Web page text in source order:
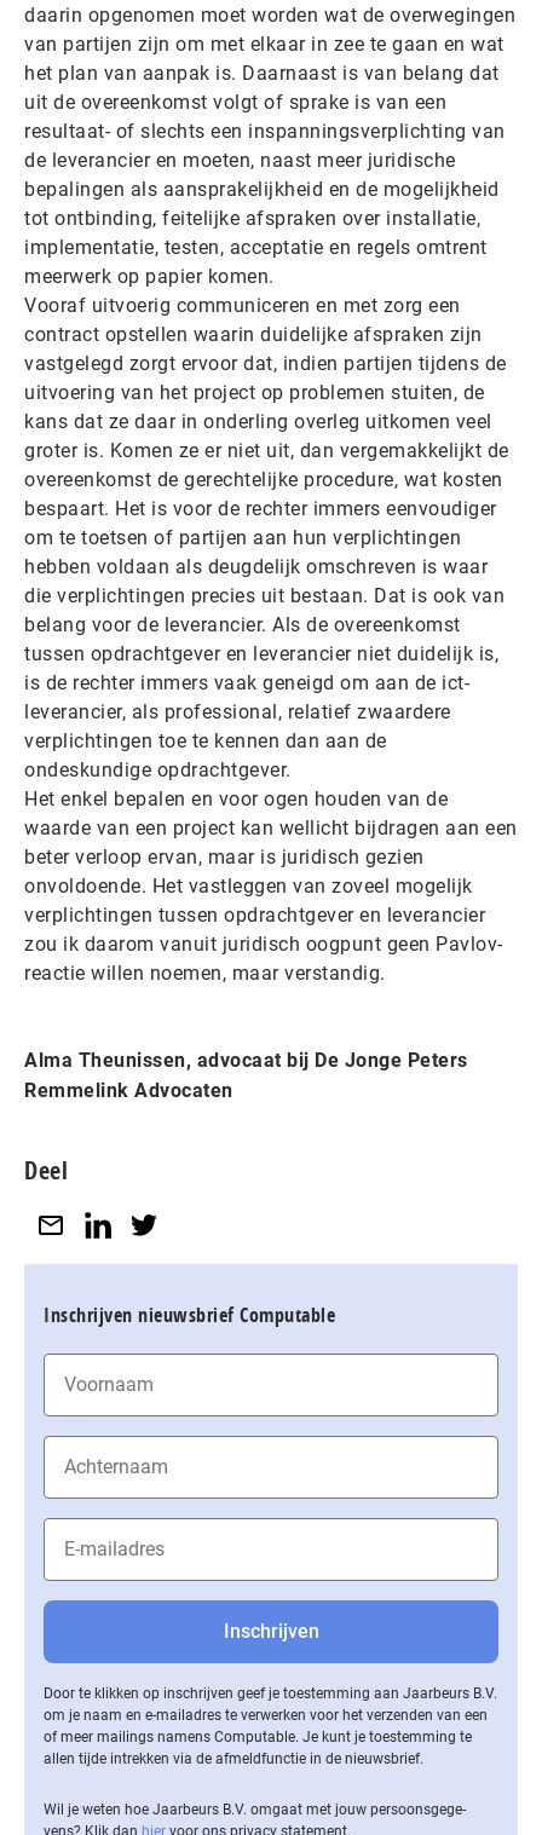
daarin opgenomen moet worden wat de overwegingen
van partijen zijn om met elkaar in zee te gaan en wat
het plan van aanpak is. Daarnaast is van belang dat
uit de overeenkomst volgt of sprake is van een
resultaat- of slechts een inspanningsverplichting van
de leverancier en moeten, naast meer juridische
bepalingen als aansprakelijkheid en de mogelijkheid
tot ontbinding, feitelijke afspraken over installatie,
implementatie, testen, acceptatie en regels omtrent
meerwerk op papier komen.
Vooraf uitvoerig communiceren en met zorg een
contract opstellen waarin duidelijke afspraken zijn
vastgelegd zorgt ervoor dat, indien partijen tijdens de
uitvoering van het project op problemen stuiten, de
kans dat ze daar in onderling overleg uitkomen veel
groter is. Komen ze er niet uit, dan vergemakkelijkt de
overeenkomst de gerechtelijke procedure, wat kosten
bespaart. Het is voor de rechter immers eenvoudiger
om te toetsen of partijen aan hun verplichtingen
hebben voldaan als deugdelijk omschreven is waar
die verplichtingen precies uit bestaan. Dat is ook van
belang voor de leverancier. Als de overeenkomst
tussen opdrachtgever en leverancier niet duidelijk is,
is de rechter immers vaak geneigd om aan de ict-
leverancier, als professional, relatief zwaardere
verplichtingen toe te kennen dan aan de
ondeskundige opdrachtgever.
Het enkel bepalen en voor ogen houden van de
waarde van een project kan wellicht bijdragen aan een
beter verloop ervan, maar is juridisch gezien
onvoldoende. Het vastleggen van zoveel mogelijk
verplichtingen tussen opdrachtgever en leverancier
zou ik daarom vanuit juridisch oogpunt geen Pavlov-
reactie willen noemen, maar verstandig.
Alma Theunissen, advocaat bij De Jonge Peters
Remmelink Advocaten
Deel
Inschrijven nieuwsbrief Computable
Door te klikken op inschrijven geef je toestemming aan Jaarbeurs B.V.
om je naam en e-mailadres te verwerken voor het verzenden van een
of meer mailings namens Computable. Je kunt je toestemming te
allen tijde intrekken via de af­meld­func­tie in de nieuwsbrief.
Wil je weten hoe Jaarbeurs B.V. omgaat met jouw per­soons­ge­ge­
vens? Klik dan hier voor ons privacy statement.